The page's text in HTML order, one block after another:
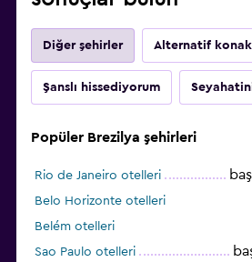
Diğer şehirler Alternatif
Şanslı hissediyorum
Popüler Brezilya şehirleri
Rio de Janeiro otelleri
Belo Horizonte otelleri
Belém otelleri
Sao Paulo otelleri